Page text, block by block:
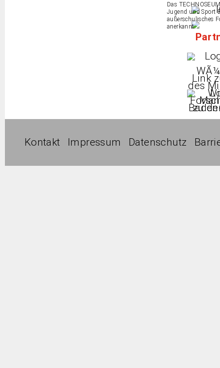
Das
Jugend und Sport
außerschulisches
anerkannt.
Kontakt Impressum Datenschutz